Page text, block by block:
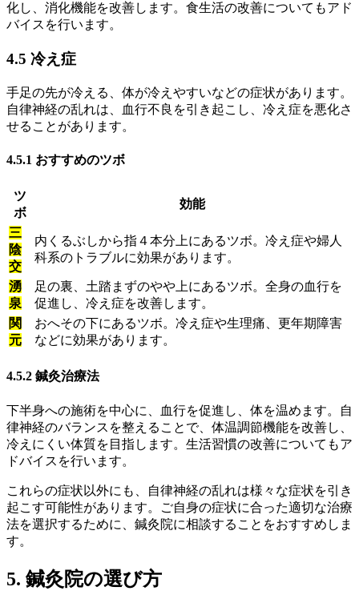
化し、消化機能を改善します。食生活の改善についてもアド
バイスを行います。
4.5 冷え症
手足の先が冷える、体が冷えやすいなどの症状があります。
自律神経の乱れは、血行不良を引き起こし、冷え症を悪化さ
せることがあります。
4.5.1 おすすめのツボ
ツ
ボ
効能
三
陰
交
内くるぶしから指４本分上にあるツボ。冷え症や婦人
科系のトラブルに効果があります。
湧
泉
足の裏、土踏まずのやや上にあるツボ。全身の血行を
促進し、冷え症を改善します。
関
元
おへその下にあるツボ。冷え症や生理痛、更年期障害
などに効果があります。
4.5.2 鍼灸治療法
下半身への施術を中心に、血行を促進し、体を温めます。自
律神経のバランスを整えることで、体温調節機能を改善し、
冷えにくい体質を目指します。生活習慣の改善についてもア
ドバイスを行います。
これらの症状以外にも、自律神経の乱れは様々な症状を引き
起こす可能性があります。ご自身の症状に合った適切な治療
法を選択するために、鍼灸院に相談することをおすすめしま
す。
5. 鍼灸院の選び方